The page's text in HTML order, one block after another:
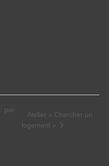
par
Atelier « Chercher un
logement »